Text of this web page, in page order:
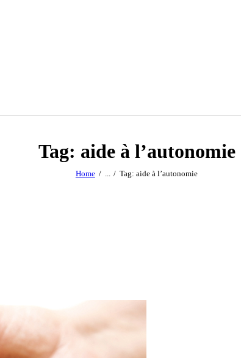
Tag: aide à l’autonomie
Home ... Tag: aide à l’autonomie